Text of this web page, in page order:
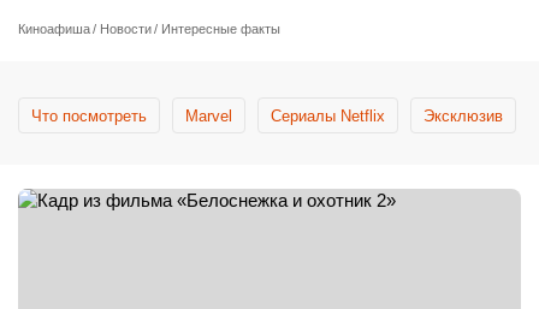
Киноафиша Новости Интересные факты
Что посмотреть Marvel Сериалы Netflix Эксклюзив